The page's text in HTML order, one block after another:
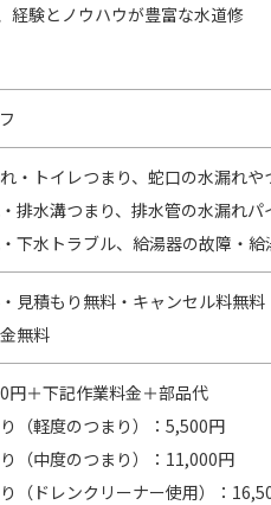
経験とノウハウが豊富な水道修
・トイレつまり、蛇口の水漏れや
排水溝つまり、排水管の水漏れパ
下水トラブル、給湯器の故障・
見積もり無料・キャンセル料無料
無料
円＋下記作業料金＋部品代
（軽度のつまり）：5,500円
（中度のつまり）：11,000円
（ドレンクリーナー使用）：